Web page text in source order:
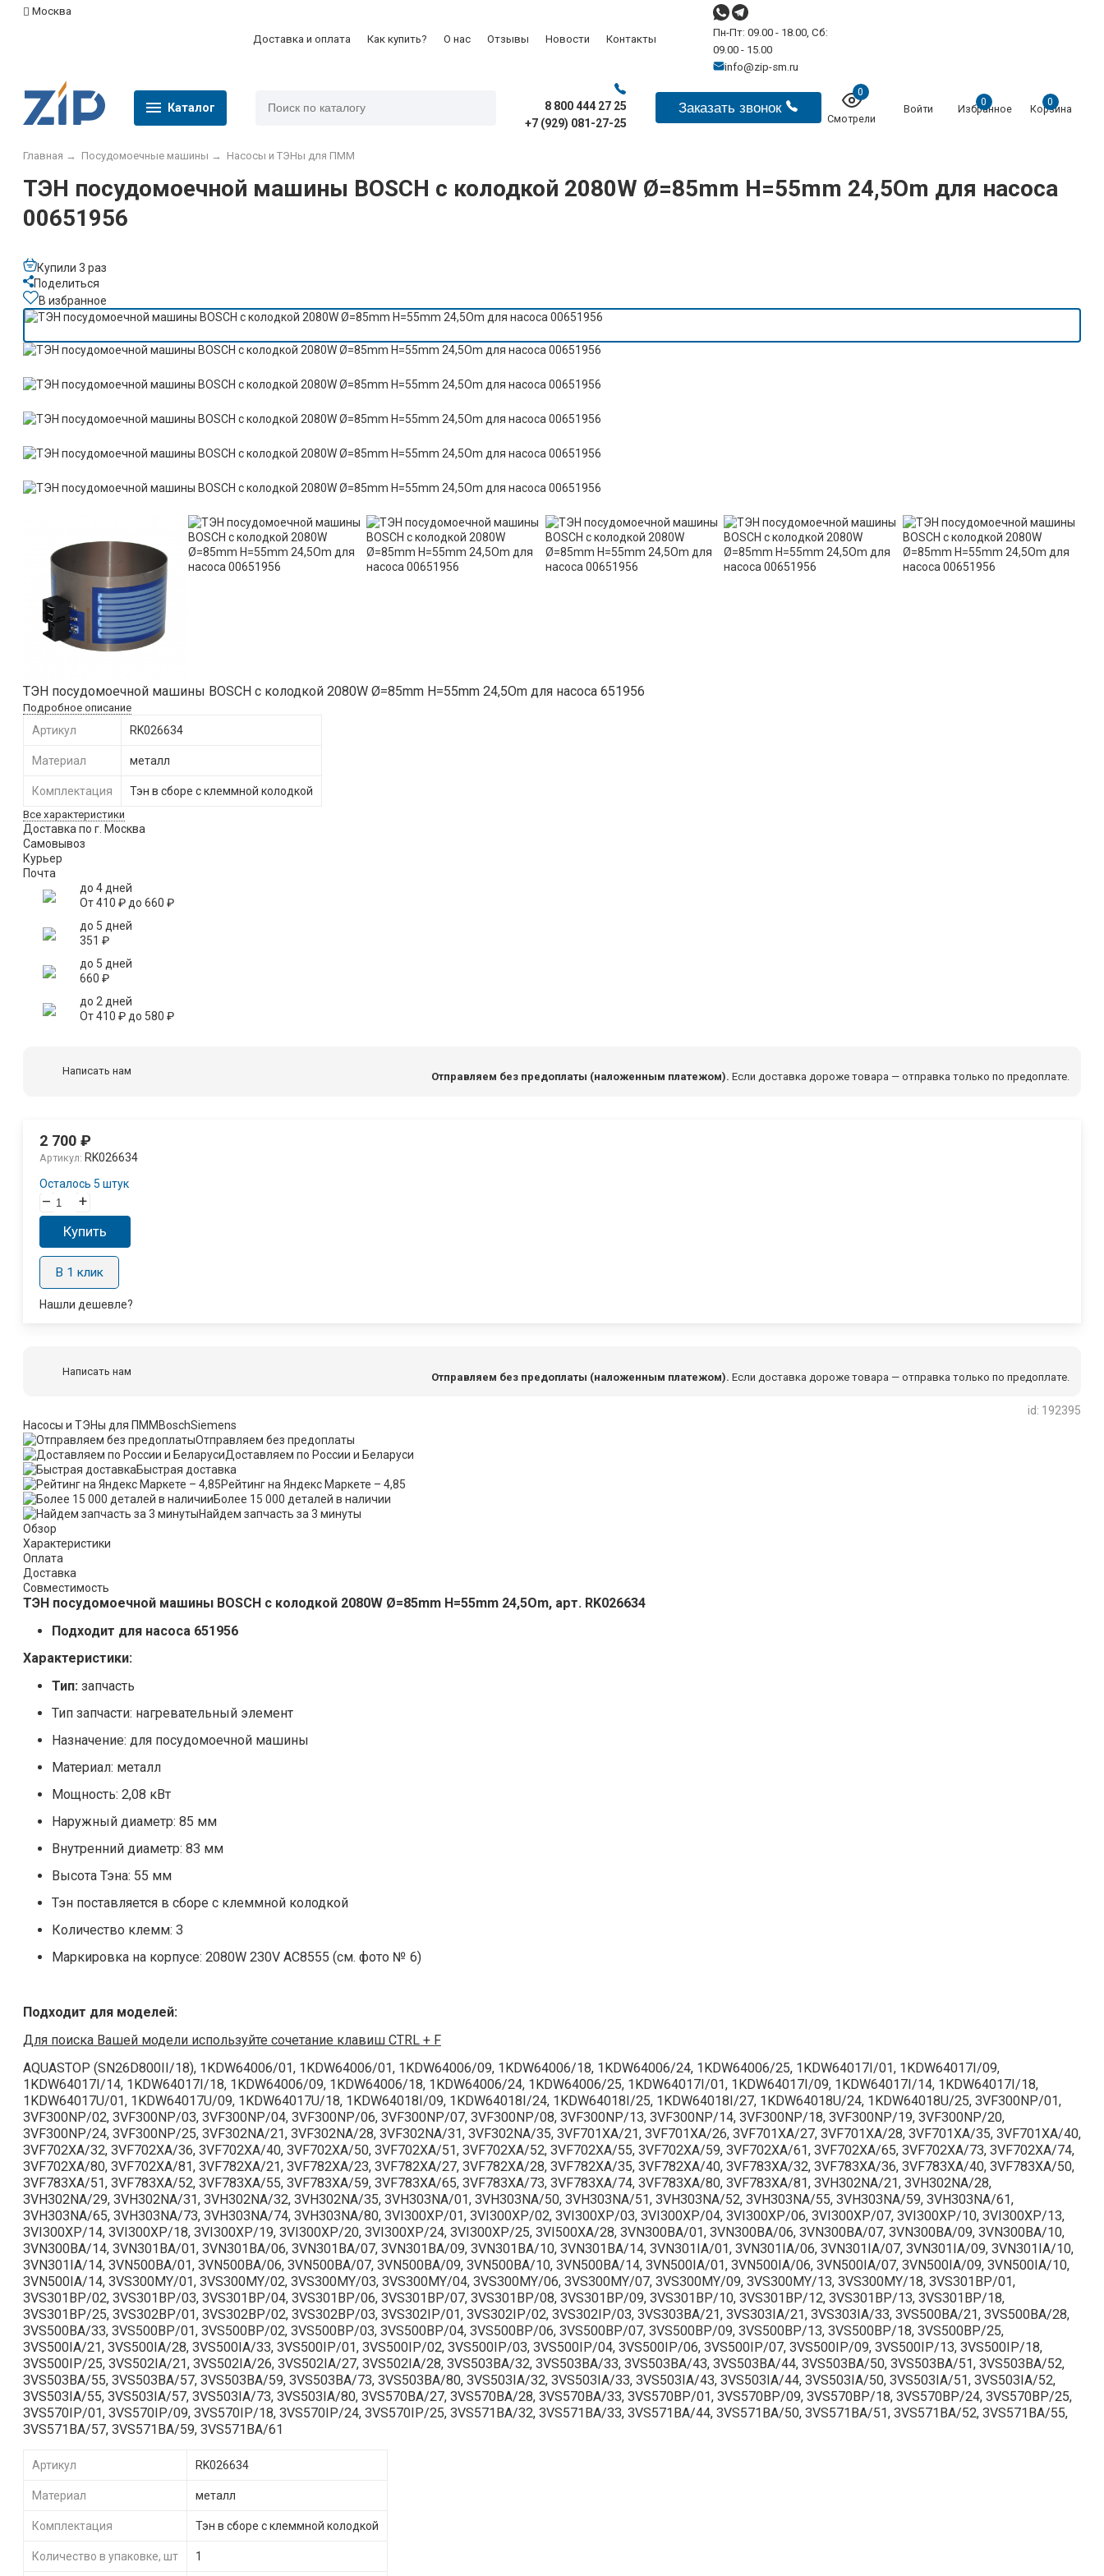
Москва
Доставка и оплата Как купить? О нас Отзывы Новости Контакты
Пн-Пт: 09.00 - 18.00, Сб:
09.00 - 15.00
info@zip-sm.ru
Каталог
8 800 444 27 25
+7 (929) 081-27-25
Заказать звонок
0
Смотрели
Войти
0
Избранное
0
Корзина
Главная → Посудомоечные машины → Насосы и ТЭНы для ПММ
ТЭН посудомоечной машины BOSCH с колодкой 2080W Ø=85mm H=55mm 24,5Om для насоса
00651956
Купили 3 раз
Поделиться
В избранное
​ТЭН посудомоечной машины BOSCH с колодкой 2080W Ø=85mm H=55mm 24,5Om для насоса 651956​
Подробное описание
Артикул RK026634
Материал металл
Комплектация Тэн в сборе с клеммной колодкой
Все характеристики
Доставка по г. Москва
Самовывоз
Курьер
Почта
до 4 дней
От410 ₽до 660 ₽
до 5 дней
351 ₽
до 5 дней
660 ₽
до 2 дней
От410 ₽до 580 ₽
Написать нам Отправляем без предоплаты (наложенным платежом). Если доставка дороже товара — отправка только по предоплате.
2 700 ₽
Артикул: RK026634
Осталось 5 штук
– +
Купить
В 1 клик
Нашли дешевле?
Написать нам Отправляем без предоплаты (наложенным платежом). Если доставка дороже товара — отправка только по предоплате.
id: 192395
Насосы и ТЭНы для ПММ BoschSiemens
Отправляем без предоплаты
Доставляем по России и Беларуси
Быстрая доставка
Рейтинг на Яндекс Маркете – 4,85
Более 15 000 деталей в наличии
Найдем запчасть за 3 минуты
Обзор
Характеристики
Оплата
Доставка
Совместимость
ТЭН посудомоечной машины BOSCH с колодкой 2080W Ø=85mm H=55mm 24,5Om, арт. RK026634
Подходит для насоса 651956
Характеристики:
Тип: запчасть
Тип запчасти: нагревательный элемент
Назначение: для посудомоечной машины
Материал: металл
Мощность: 2,08 кВт
Наружный диаметр: 85 мм
Внутренний диаметр: 83 мм
Высота Тэна: 55 мм
Тэн поставляется в сборе с клеммной колодкой
Количество клемм: 3
Маркировка на корпусе: 2080W 230V AC8555 (см. фото № 6)
Подходит для моделей:
Для поиска Вашей модели используйте сочетание клавиш CTRL + F
AQUASTOP (SN26D800II/18), 1KDW64006/01, 1KDW64006/01, 1KDW64006/09, 1KDW64006/18, 1KDW64006/24, 1KDW64006/25, 1KDW64017I/01, 1KDW64017I/09,
1KDW64017I/14, 1KDW64017I/18, 1KDW64006/09, 1KDW64006/18, 1KDW64006/24, 1KDW64006/25, 1KDW64017I/01, 1KDW64017I/09, 1KDW64017I/14, 1KDW64017I/18,
1KDW64017U/01, 1KDW64017U/09, 1KDW64017U/18, 1KDW64018I/09, 1KDW64018I/24, 1KDW64018I/25, 1KDW64018I/27, 1KDW64018U/24, 1KDW64018U/25, 3VF300NP/01,
3VF300NP/02, 3VF300NP/03, 3VF300NP/04, 3VF300NP/06, 3VF300NP/07, 3VF300NP/08, 3VF300NP/13, 3VF300NP/14, 3VF300NP/18, 3VF300NP/19, 3VF300NP/20,
3VF300NP/24, 3VF300NP/25, 3VF302NA/21, 3VF302NA/28, 3VF302NA/31, 3VF302NA/35, 3VF701XA/21, 3VF701XA/26, 3VF701XA/27, 3VF701XA/28, 3VF701XA/35, 3VF701XA/40,
3VF702XA/32, 3VF702XA/36, 3VF702XA/40, 3VF702XA/50, 3VF702XA/51, 3VF702XA/52, 3VF702XA/55, 3VF702XA/59, 3VF702XA/61, 3VF702XA/65, 3VF702XA/73, 3VF702XA/74,
3VF702XA/80, 3VF702XA/81, 3VF782XA/21, 3VF782XA/23, 3VF782XA/27, 3VF782XA/28, 3VF782XA/35, 3VF782XA/40, 3VF783XA/32, 3VF783XA/36, 3VF783XA/40, 3VF783XA/50,
3VF783XA/51, 3VF783XA/52, 3VF783XA/55, 3VF783XA/59, 3VF783XA/65, 3VF783XA/73, 3VF783XA/74, 3VF783XA/80, 3VF783XA/81, 3VH302NA/21, 3VH302NA/28,
3VH302NA/29, 3VH302NA/31, 3VH302NA/32, 3VH302NA/35, 3VH303NA/01, 3VH303NA/50, 3VH303NA/51, 3VH303NA/52, 3VH303NA/55, 3VH303NA/59, 3VH303NA/61,
3VH303NA/65, 3VH303NA/73, 3VH303NA/74, 3VH303NA/80, 3VI300XP/01, 3VI300XP/02, 3VI300XP/03, 3VI300XP/04, 3VI300XP/06, 3VI300XP/07, 3VI300XP/10, 3VI300XP/13,
3VI300XP/14, 3VI300XP/18, 3VI300XP/19, 3VI300XP/20, 3VI300XP/24, 3VI300XP/25, 3VI500XA/28, 3VN300BA/01, 3VN300BA/06, 3VN300BA/07, 3VN300BA/09, 3VN300BA/10,
3VN300BA/14, 3VN301BA/01, 3VN301BA/06, 3VN301BA/07, 3VN301BA/09, 3VN301BA/10, 3VN301BA/14, 3VN301IA/01, 3VN301IA/06, 3VN301IA/07, 3VN301IA/09, 3VN301IA/10,
3VN301IA/14, 3VN500BA/01, 3VN500BA/06, 3VN500BA/07, 3VN500BA/09, 3VN500BA/10, 3VN500BA/14, 3VN500IA/01, 3VN500IA/06, 3VN500IA/07, 3VN500IA/09, 3VN500IA/10,
3VN500IA/14, 3VS300MY/01, 3VS300MY/02, 3VS300MY/03, 3VS300MY/04, 3VS300MY/06, 3VS300MY/07, 3VS300MY/09, 3VS300MY/13, 3VS300MY/18, 3VS301BP/01,
3VS301BP/02, 3VS301BP/03, 3VS301BP/04, 3VS301BP/06, 3VS301BP/07, 3VS301BP/08, 3VS301BP/09, 3VS301BP/10, 3VS301BP/12, 3VS301BP/13, 3VS301BP/18,
3VS301BP/25, 3VS302BP/01, 3VS302BP/02, 3VS302BP/03, 3VS302IP/01, 3VS302IP/02, 3VS302IP/03, 3VS303BA/21, 3VS303IA/21, 3VS303IA/33, 3VS500BA/21, 3VS500BA/28,
3VS500BA/33, 3VS500BP/01, 3VS500BP/02, 3VS500BP/03, 3VS500BP/04, 3VS500BP/06, 3VS500BP/07, 3VS500BP/09, 3VS500BP/13, 3VS500BP/18, 3VS500BP/25,
3VS500IA/21, 3VS500IA/28, 3VS500IA/33, 3VS500IP/01, 3VS500IP/02, 3VS500IP/03, 3VS500IP/04, 3VS500IP/06, 3VS500IP/07, 3VS500IP/09, 3VS500IP/13, 3VS500IP/18,
3VS500IP/25, 3VS502IA/21, 3VS502IA/26, 3VS502IA/27, 3VS502IA/28, 3VS503BA/32, 3VS503BA/33, 3VS503BA/43, 3VS503BA/44, 3VS503BA/50, 3VS503BA/51, 3VS503BA/52,
3VS503BA/55, 3VS503BA/57, 3VS503BA/59, 3VS503BA/73, 3VS503BA/80, 3VS503IA/32, 3VS503IA/33, 3VS503IA/43, 3VS503IA/44, 3VS503IA/50, 3VS503IA/51, 3VS503IA/52,
3VS503IA/55, 3VS503IA/57, 3VS503IA/73, 3VS503IA/80, 3VS570BA/27, 3VS570BA/28, 3VS570BA/33, 3VS570BP/01, 3VS570BP/09, 3VS570BP/18, 3VS570BP/24, 3VS570BP/25,
3VS570IP/01, 3VS570IP/09, 3VS570IP/18, 3VS570IP/24, 3VS570IP/25, 3VS571BA/32, 3VS571BA/33, 3VS571BA/44, 3VS571BA/50, 3VS571BA/51, 3VS571BA/52, 3VS571BA/55,
3VS571BA/57, 3VS571BA/59, 3VS571BA/61
Артикул RK026634
Материал металл
Комплектация Тэн в сборе с клеммной колодкой
Количество в упаковке, шт 1